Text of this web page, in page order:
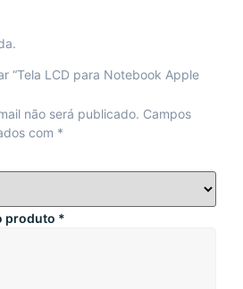
“Tela LCD para Notebook Apple
não será publicado. Campos
com *
produto *